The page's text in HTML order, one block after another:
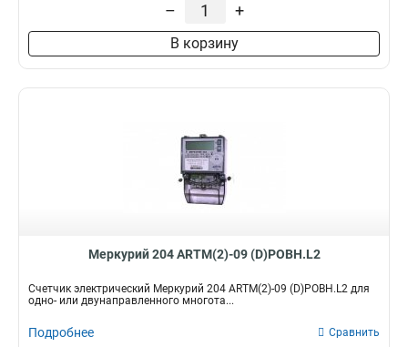
– +
В корзину
Меркурий 204 ARTM(2)-09 (D)POBH.L2
Счетчик электрический Меркурий 204 ARTM(2)-09 (D)POBH.L2 для
одно- или двунаправленного многота...
Подробнее Сравнить